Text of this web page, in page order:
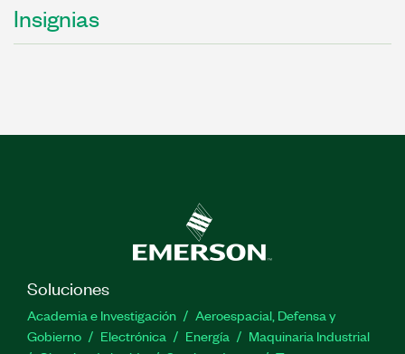
Insignias
Soluciones
Academia e Investigación
Aeroespacial, Defensa y
Gobierno
Electrónica Energía
Maquinaria Industrial